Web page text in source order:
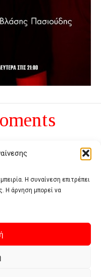
Η συναίνεση επιτρέπει
Η άρνηση μπορεί να
είναι το αντίθετο της